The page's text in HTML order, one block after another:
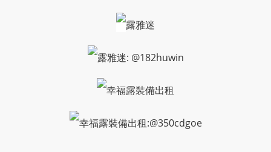
露雅迷
露雅迷: @182huwin
幸福露裝備出租
幸福露裝備出租:@350cdgoe